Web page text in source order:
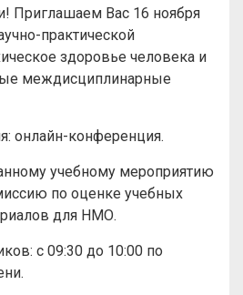
Приглашаем Вас 16 ноября
практической
здоровье человека и
междисциплинарные
онлайн-конференция.
учебному мероприятию
по оценке учебных
для НМО.
с 09:30 до 10:00 по